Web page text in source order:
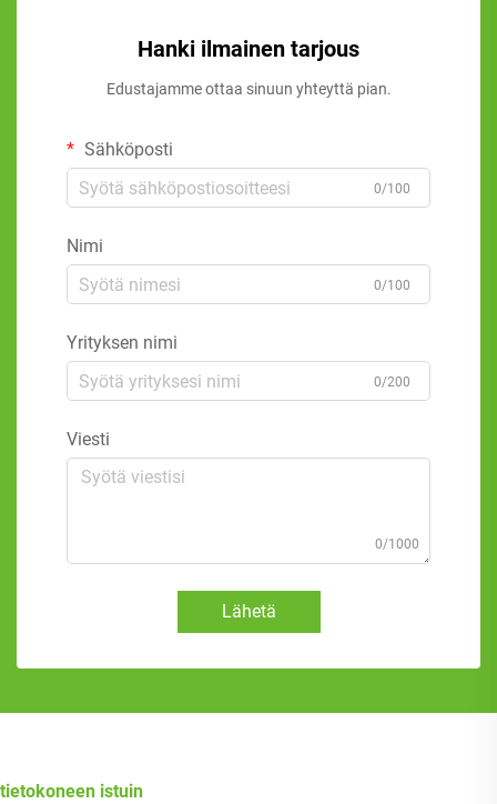
Hanki ilmainen tarjous
Edustajamme ottaa sinuun yhteyttä pian.
Sähköposti
0/100
Nimi
0/100
Yrityksen nimi
0/200
Viesti
0/1000
Lähetä
tietokoneen istuin